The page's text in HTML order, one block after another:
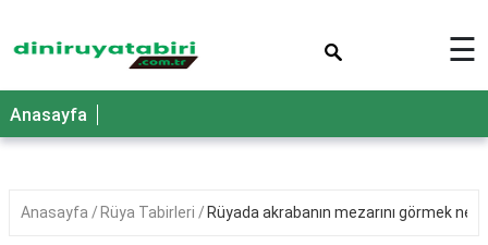
☰
Anasayfa
Anasayfa Rüya Tabirleri Rüyada akrabanın mezarını görmek ne